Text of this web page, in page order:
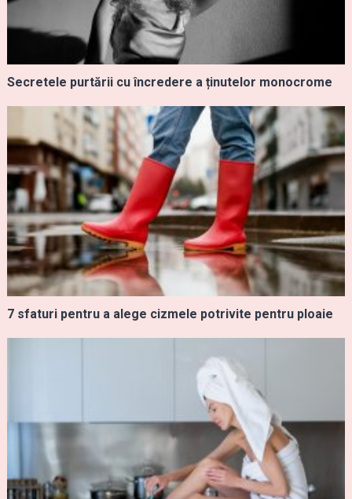
Secretele purtării cu încredere a ținutelor monocrome
7 sfaturi pentru a alege cizmele potrivite pentru ploaie